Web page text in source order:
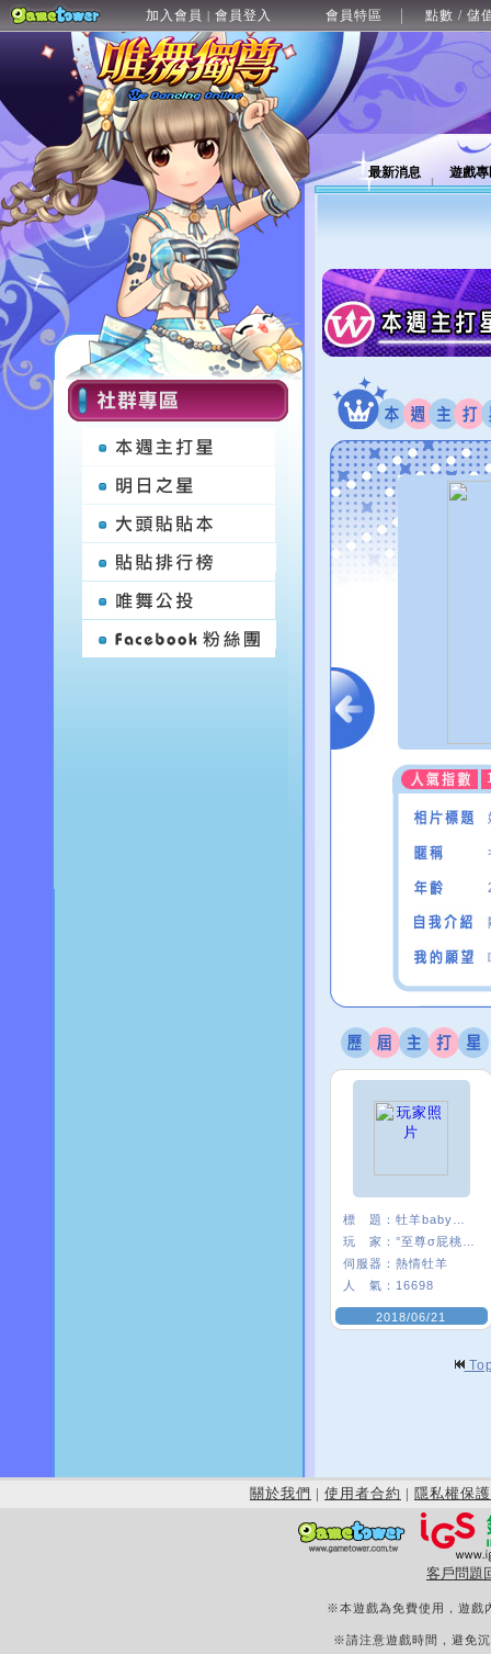
加入會員 | 會員登入 會員特區 點數 / 儲
最新消息 遊戲
標 題：
玩 家：
伺服器： 熱情牡羊
人 氣： 16698
2018/06/21
關於我們 | 使用者合約 | 隱私權保護
客戶問題
※本遊戲為免費使用，遊戲
※請注意遊戲時間，避免